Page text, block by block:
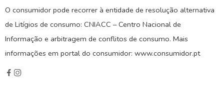
O consumidor pode recorrer à entidade de resolução alternativa
de Litígios de consumo: CNIACC – Centro Nacional de
Informação e arbitragem de conflitos de consumo. Mais
informações em portal do consumidor: www.consumidor.pt